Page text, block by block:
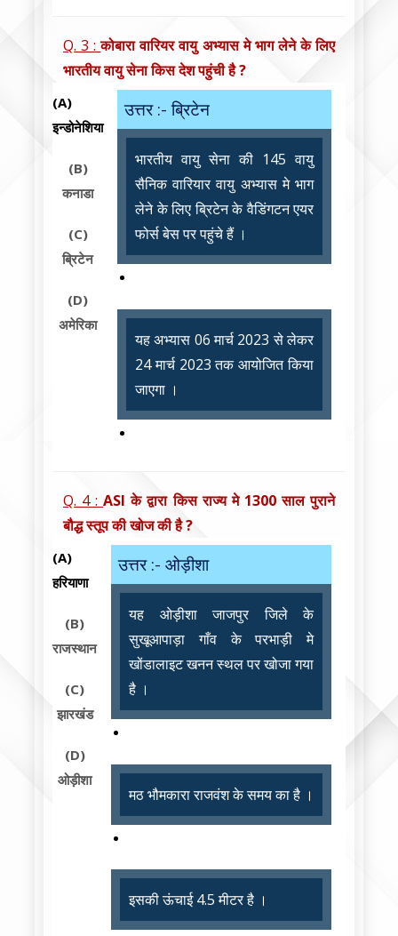
Q. 3 :कोबारा वारियर वायु अभ्यास मे भाग लेने के लिए
भारतीय वायु सेना किस देश पहुंची है ?
(A)
इन्डोनेशिया
(B)
कनाडा
(C)
ब्रिटेन
(D)
अमेरिका
उत्तर :- ब्रिटेन
भारतीय वायु सेना की 145 वायु
सैनिक वारियार वायु अभ्यास मे भाग
लेने के लिए ब्रिटेन के वैडिंगटन एयर
फोर्स बेस पर पहुंचे हैं ।
यह अभ्यास 06 मार्च 2023 से लेकर
24 मार्च 2023 तक आयोजित किया
जाएगा ।
Q. 4 :ASI के द्वारा किस राज्य मे 1300 साल पुराने
बौद्ध स्तूप की खोज की है ?
(A)
हरियाणा
(B)
राजस्थान
(C)
झारखंड
(D)
ओड़ीशा
उत्तर :- ओड़ीशा
यह ओड़ीशा जाजपुर जिले के
सुखूआपाड़ा गाँव के परभाड़ी मे
खोंडालाइट खनन स्थल पर खोजा गया
है ।
मठ भौमकारा राजवंश के समय का है ।
इसकी ऊंचाई 4.5 मीटर है ।